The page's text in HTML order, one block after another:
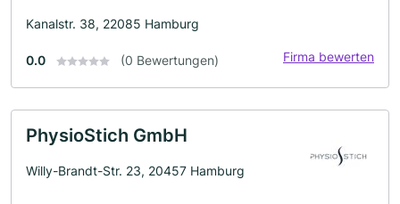
Kanalstr. 38, 22085 Hamburg
0.0 (0 Bewertungen) Firma bewerten
PhysioStich GmbH
Willy-Brandt-Str. 23, 20457 Hamburg